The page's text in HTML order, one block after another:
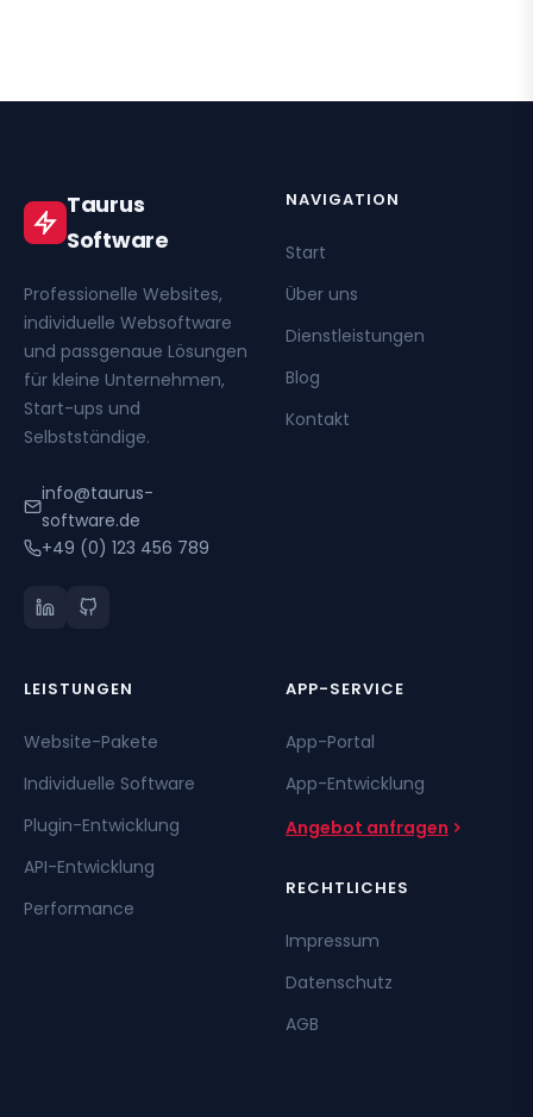
Taurus
Software
Professionelle Websites,
individuelle Websoftware
und passgenaue Lösungen
für kleine Unternehmen,
Start-ups und
Selbstständige.
info@taurus-
software.de
+49 (0) 123 456 789
NAVIGATION
Start
Über uns
Dienstleistungen
Blog
Kontakt
LEISTUNGEN
Website-Pakete
Individuelle Software
Plugin-Entwicklung
API-Entwicklung
Performance
APP-SERVICE
App-Portal
App-Entwicklung
Angebot anfragen
RECHTLICHES
Impressum
Datenschutz
AGB